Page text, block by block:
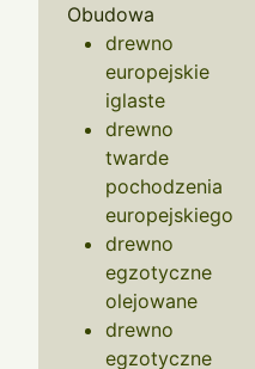
Obudowa
drewno
europejskie
iglaste
drewno
twarde
pochodzenia
europejskiego
drewno
egzotyczne
olejowane
drewno
egzotyczne